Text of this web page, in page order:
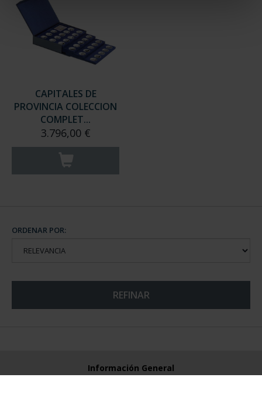
CAPITALES DE
PROVINCIA COLECCION
COMPLET...
3.796,00 €
ORDENAR POR:
REFINAR
Información General